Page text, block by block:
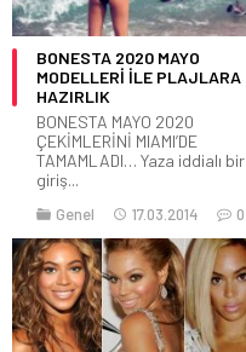
BONESTA 2020 MAYO
MODELLERİ İLE PLAJLARA
HAZIRLIK
BONESTA MAYO 2020
ÇEKİMLERİNİ MIAMI’DE
TAMAMLADI… Yaza iddialı bir
giriş...
Genel 17.03.2014 0